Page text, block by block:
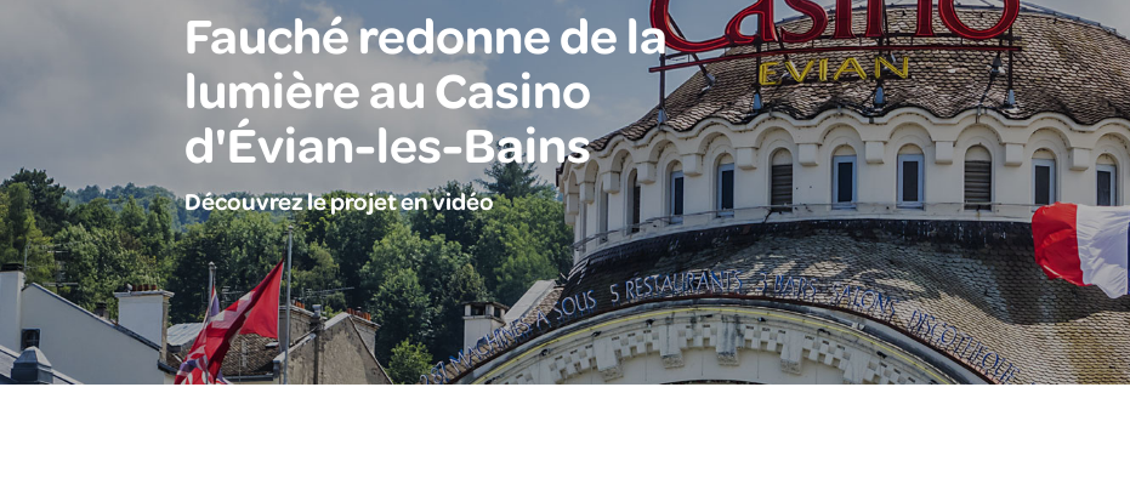
Fauché redonne de la
lumière au Casino
d'Évian-les-Bains
Découvrez le projet en vidéo